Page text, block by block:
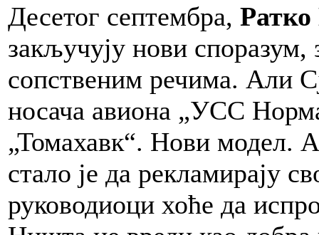
Десетог септембра,
закључују нови
сопственим речима. Али
носача авиона „УСС
„Томахавк“. Нови модел.
стало је да рекламирају
руководиоци хоће да